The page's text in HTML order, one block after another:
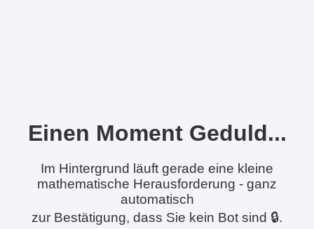
Einen Moment Geduld...
Im Hintergrund läuft gerade eine kleine
mathematische Herausforderung - ganz
automatisch
zur Bestätigung, dass Sie kein Bot sind 🔒.